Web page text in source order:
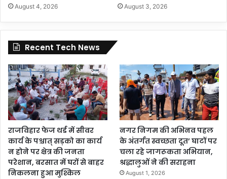
August 4, 2026 August 3, 2026
Recent Tech News
राजविहार फेज थर्ड में सीवर
कार्य के पश्चात् सड़को का कार्य
न होने पर क्षेत्र की जनता
परेशान, बरसात में घरों से बाहर
निकलना हुआ मुश्किल
नगर निगम की अभिनव पहल
के अंतर्गत स्वच्छता दूत’ घाटों पर
चला रहे जागरूकता अभियान,
श्रद्धालुओं ने की सराहना
August 1, 2026